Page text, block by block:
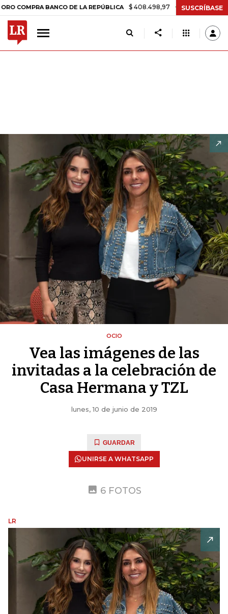
BANCO DE LA REPÚBLICA $ 408.498,97 +$ 8.753,81 +2,19% TASA
SUSCRÍBASE
OCIO
Vea las imágenes de las
invitadas a la celebración de
Casa Hermana y TZL
lunes, 10 de junio de 2019
GUARDAR
UNIRSE A WHATSAPP
6 FOTOS
LR